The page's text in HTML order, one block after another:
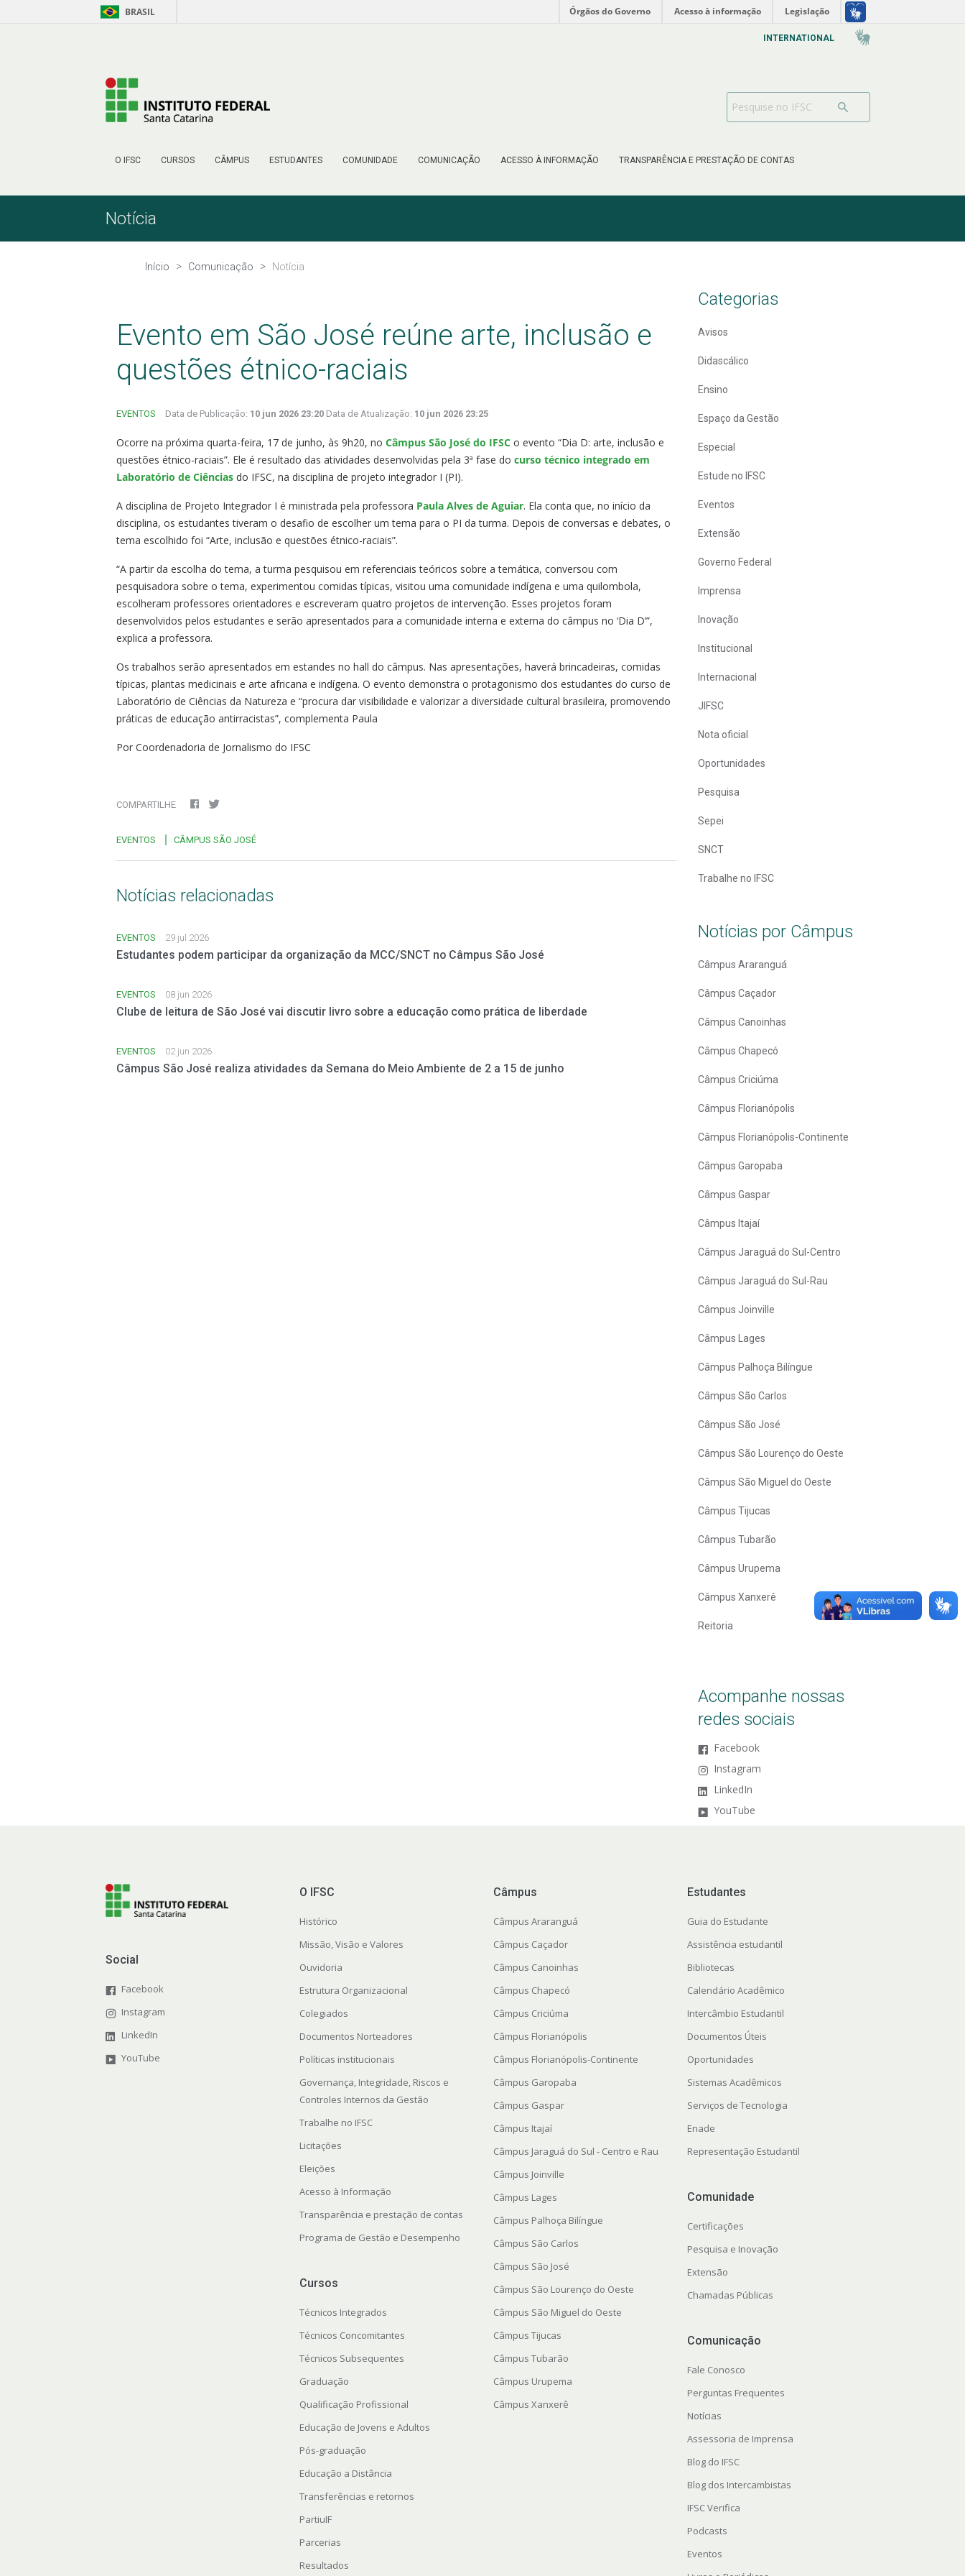
Pular para o Conteúdo BRASIL Órgãos do Governo Acesso à informação Legislação
O IFSC CURSOS CÂMPUS ESTUDANTES COMUNIDADE COMUNICAÇÃO ACESSO À INFORMAÇÃO TRANSPARÊNCIA E PRESTAÇÃO DE CONTAS
INTERNATIONAL
Notícia
Início Comunicação Notícia
Evento em São José reúne arte, inclusão e
questões étnico-raciais
EVENTOS Data de Publicação: 10 jun 2026 23:20 Data de Atualização: 10 jun 2026 23:25
Ocorre na próxima quarta-feira, 17 de junho, às 9h20, no Câmpus São José do IFSC o evento “Dia D: arte, inclusão e
questões étnico-raciais”. Ele é resultado das atividades desenvolvidas pela 3ª fase do curso técnico integrado em
Laboratório de Ciências do IFSC, na disciplina de projeto integrador I (PI).
A disciplina de Projeto Integrador I é ministrada pela professora Paula Alves de Aguiar. Ela conta que, no início da
disciplina, os estudantes tiveram o desafio de escolher um tema para o PI da turma. Depois de conversas e debates, o
tema escolhido foi “Arte, inclusão e questões étnico-raciais”.
“A partir da escolha do tema, a turma pesquisou em referenciais teóricos sobre a temática, conversou com
pesquisadora sobre o tema, experimentou comidas típicas, visitou uma comunidade indígena e uma quilombola,
escolheram professores orientadores e escreveram quatro projetos de intervenção. Esses projetos foram
desenvolvidos pelos estudantes e serão apresentados para a comunidade interna e externa do câmpus no ‘Dia D’”,
explica a professora.
Os trabalhos serão apresentados em estandes no hall do câmpus. Nas apresentações, haverá brincadeiras, comidas
típicas, plantas medicinais e arte africana e indígena. O evento demonstra o protagonismo dos estudantes do curso de
Laboratório de Ciências da Natureza e “procura dar visibilidade e valorizar a diversidade cultural brasileira, promovendo
práticas de educação antirracistas”, complementa Paula
Por Coordenadoria de Jornalismo do IFSC
COMPARTILHE
EVENTOS CÂMPUS SÃO JOSÉ
Notícias relacionadas
EVENTOS 29 jul 2026
Estudantes podem participar da organização da MCC/SNCT no Câmpus São José
EVENTOS 08 jun 2026
Clube de leitura de São José vai discutir livro sobre a educação como prática de liberdade
EVENTOS 02 jun 2026
Câmpus São José realiza atividades da Semana do Meio Ambiente de 2 a 15 de junho
Categorias
Avisos
Didascálico
Ensino
Espaço da Gestão
Especial
Estude no IFSC
Eventos
Extensão
Governo Federal
Imprensa
Inovação
Institucional
Internacional
JIFSC
Nota oficial
Oportunidades
Pesquisa
Sepei
SNCT
Trabalhe no IFSC
Notícias por Câmpus
Câmpus Araranguá
Câmpus Caçador
Câmpus Canoinhas
Câmpus Chapecó
Câmpus Criciúma
Câmpus Florianópolis
Câmpus Florianópolis-Continente
Câmpus Garopaba
Câmpus Gaspar
Câmpus Itajaí
Câmpus Jaraguá do Sul-Centro
Câmpus Jaraguá do Sul-Rau
Câmpus Joinville
Câmpus Lages
Câmpus Palhoça Bilíngue
Câmpus São Carlos
Câmpus São José
Câmpus São Lourenço do Oeste
Câmpus São Miguel do Oeste
Câmpus Tijucas
Câmpus Tubarão
Câmpus Urupema
Câmpus Xanxerê
Reitoria
Acompanhe nossas
redes sociais
Facebook
Instagram
LinkedIn
YouTube
Social
Facebook
Instagram
LinkedIn
YouTube
O IFSC
Histórico
Missão, Visão e Valores
Ouvidoria
Estrutura Organizacional
Colegiados
Documentos Norteadores
Políticas institucionais
Governança, Integridade, Riscos e
Controles Internos da Gestão
Trabalhe no IFSC
Licitações
Eleições
Acesso à Informação
Transparência e prestação de contas
Programa de Gestão e Desempenho
Cursos
Técnicos Integrados
Técnicos Concomitantes
Técnicos Subsequentes
Graduação
Qualificação Profissional
Educação de Jovens e Adultos
Pós-graduação
Educação a Distância
Transferências e retornos
PartiuIF
Parcerias
Resultados
Câmpus
Câmpus Araranguá
Câmpus Caçador
Câmpus Canoinhas
Câmpus Chapecó
Câmpus Criciúma
Câmpus Florianópolis
Câmpus Florianópolis-Continente
Câmpus Garopaba
Câmpus Gaspar
Câmpus Itajaí
Câmpus Jaraguá do Sul - Centro e Rau
Câmpus Joinville
Câmpus Lages
Câmpus Palhoça Bilíngue
Câmpus São Carlos
Câmpus São José
Câmpus São Lourenço do Oeste
Câmpus São Miguel do Oeste
Câmpus Tijucas
Câmpus Tubarão
Câmpus Urupema
Câmpus Xanxerê
Estudantes
Guia do Estudante
Assistência estudantil
Bibliotecas
Calendário Acadêmico
Intercâmbio Estudantil
Documentos Úteis
Oportunidades
Sistemas Acadêmicos
Serviços de Tecnologia
Enade
Representação Estudantil
Comunidade
Certificações
Pesquisa e Inovação
Extensão
Chamadas Públicas
Comunicação
Fale Conosco
Perguntas Frequentes
Notícias
Assessoria de Imprensa
Blog do IFSC
Blog dos Intercambistas
IFSC Verifica
Podcasts
Eventos